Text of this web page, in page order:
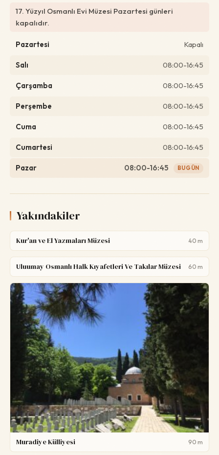
17. Yüzyıl Osmanlı Evi Müzesi Pazartesi günleri
kapalıdır.
Pazartesi Kapalı
Salı 08:00-16:45
Çarşamba 08:00-16:45
Perşembe 08:00-16:45
Cuma 08:00-16:45
Cumartesi 08:00-16:45
Pazar 08:00-16:45 BUGÜN
Yakındakiler
Kur'an ve El Yazmaları Müzesi 40 m
Uluumay Osmanlı Halk Kıyafetleri Ve Takılar Müzesi 60 m
Muradiye Külliyesi 90 m